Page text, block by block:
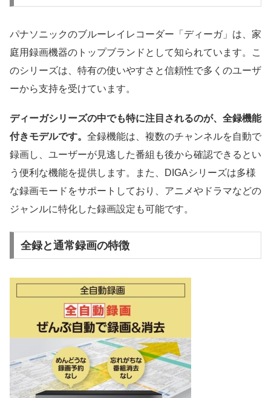
パナソニックのブルーレイレコーダー「ディーガ」は、家
庭用録画機器のトップブランドとして知られています。こ
のシリーズは、特有の使いやすさと信頼性で多くのユーザ
ーから支持を受けています。
ディーガシリーズの中でも特に注目されるのが、全録機能
付きモデルです。 全録機能は、複数のチャンネルを自動で
録画し、ユーザーが見逃した番組も後から確認できるとい
う便利な機能を提供します。また、DIGAシリーズは多様
な録画モードをサポートしており、アニメやドラマなどの
ジャンルに特化した録画設定も可能です。
全録と通常録画の特徴